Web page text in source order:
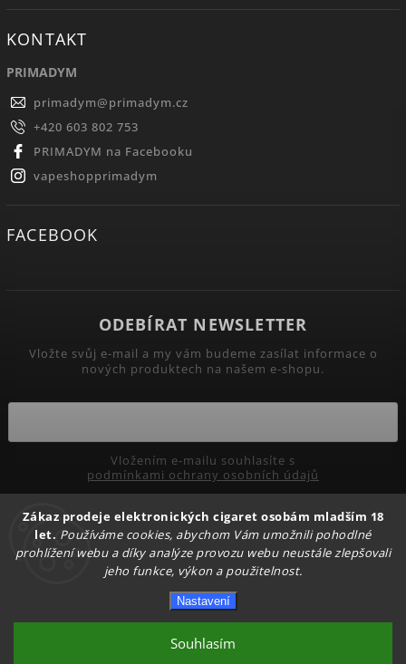
Zákaz prodeje elektronických cigaret osobám mladším 18
let. Používáme cookies, abychom Vám umožnili pohodlné
prohlížení webu a díky analýze provozu webu neustále zlepšovali
jeho funkce, výkon a použitelnost.
Nastavení
Souhlasím
KONTAKT
PRIMADYM
primadym@primadym.cz
+420 603 802 753
PRIMADYM na Facebooku
vapeshopprimadym
FACEBOOK
ODEBÍRAT NEWSLETTER
Vložte svůj e-mail a my vám budeme zasílat informace o
nových produktech na našem e-shopu.
podmínkami ochrany osobních údajů
Přihlásit se
Upravit nastavení cookies
Shoptet | Design